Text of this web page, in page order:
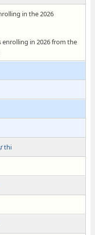
in the 2026
in 2026 from the
thi